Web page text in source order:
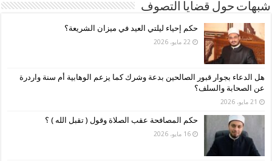
شبهات حول قضايا التصوف
حكم إحياء ليلتي العيد في ميزان الشريعة؟
22 مايو، 2026
هل الدعاء بجوار قبور الصالحين بدعة وشرك كما يزعم الوهابية أم سنة واردرة
عن الصحابة والسلف؟
21 مايو، 2026
حكم المصافحة عقب الصلاة وقول ( تقبل الله ) ؟
16 مايو، 2026